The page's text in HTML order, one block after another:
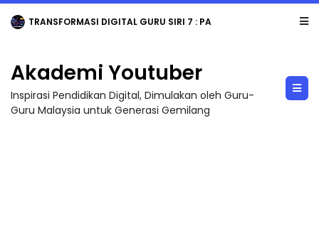
TRANSFORMASI DIGITAL GURU SIRI 7 : PAHLAWAN DIGITAL PENYELAMAT DUNIA
Akademi Youtuber
Inspirasi Pendidikan Digital, Dimulakan oleh Guru-
Guru Malaysia untuk Generasi Gemilang